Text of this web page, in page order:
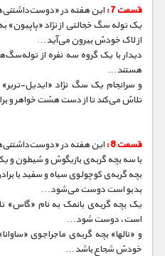
قسمت 7 :
این هفته در
یک توله سگ خجالتی از نژاد «پاپیون»
از لاک خودش بیرون می‌آید…
دیدار با یک گروه سه نفره از
هستند…
تلاش می‌کند تا از دست هشت خواهر و
قسمت 8 :
این هفته در
با سه بچه گربه‌ی بازیگوش و شیطون و
بچه گربه‌ی کوچولوی سیاه و سفید با
بدبو است دوست می‌شود…
یک بچه گربه‌ی بانمک به نام
است، دوست شود…
و «نالها» بچه گربه‌ی ماجراجوی
خودش شجاع باشد…